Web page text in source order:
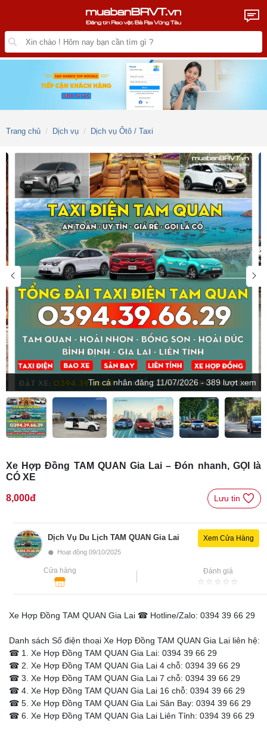
Trang chủ Dịch vụ Dịch vụ Ôtô / Taxi
Tincá nhânđăng11/07/2026 - 389 lượt xem
Xe Hợp Đồng TAM QUAN Gia Lai – Đón nhanh, GỌI là
CÓ XE
8,000đ
Dịch Vụ Du Lịch TAM QUAN Gia Lai Xem Cửa Hàng
• Hoạt động 09/10/2025
Cửa hàng Đánh giá
Xe Hợp Đồng TAM QUAN Gia Lai ☎ Hotline/Zalo: 0394 39 66 29
Danh sách Số điện thoại Xe Hợp Đồng TAM QUAN Gia Lai liên hệ:
☎ 1. Xe Hợp Đồng TAM QUAN Gia Lai: 0394 39 66 29
☎ 2. Xe Hợp Đồng TAM QUAN Gia Lai 4 chỗ: 0394 39 66 29
☎ 3. Xe Hợp Đồng TAM QUAN Gia Lai 7 chỗ: 0394 39 66 29
☎ 4. Xe Hợp Đồng TAM QUAN Gia Lai 16 chỗ: 0394 39 66 29
☎ 5. Xe Hợp Đồng TAM QUAN Gia Lai Sân Bay: 0394 39 66 29
☎ 6. Xe Hợp Đồng TAM QUAN Gia Lai Liên Tỉnh: 0394 39 66 29